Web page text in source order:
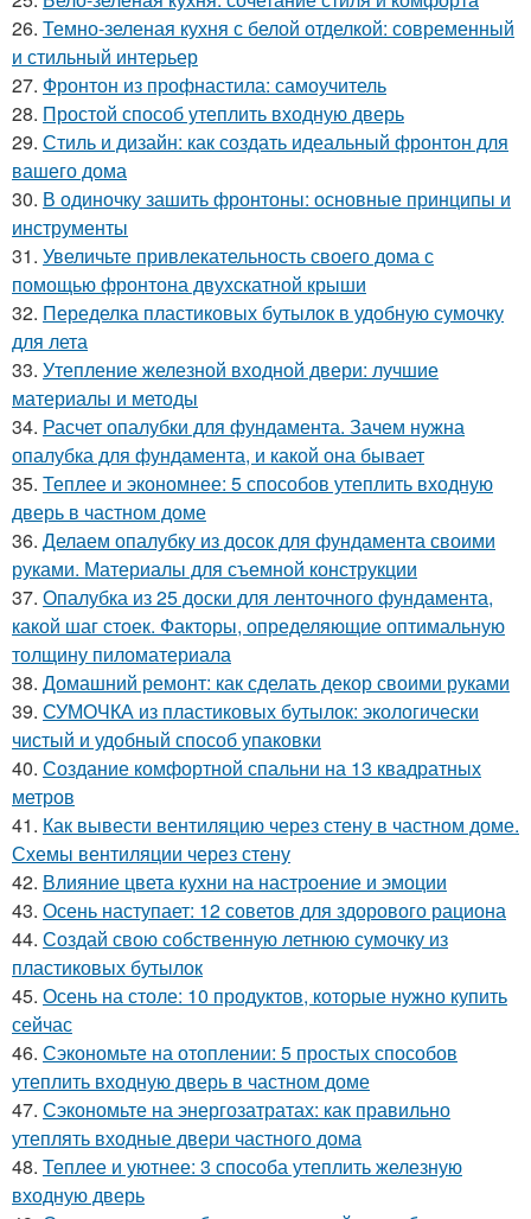
26. Темно-зеленая кухня с белой отделкой: современный
и стильный интерьер
27. Фронтон из профнастила: самоучитель
28. Простой способ утеплить входную дверь
29. Стиль и дизайн: как создать идеальный фронтон для
вашего дома
30. В одиночку зашить фронтоны: основные принципы и
инструменты
31. Увеличьте привлекательность своего дома с
помощью фронтона двухскатной крыши
32. Переделка пластиковых бутылок в удобную сумочку
для лета
33. Утепление железной входной двери: лучшие
материалы и методы
34. Расчет опалубки для фундамента. Зачем нужна
опалубка для фундамента, и какой она бывает
35. Теплее и экономнее: 5 способов утеплить входную
дверь в частном доме
36. Делаем опалубку из досок для фундамента своими
руками. Материалы для съемной конструкции
37. Опалубка из 25 доски для ленточного фундамента,
какой шаг стоек. Факторы, определяющие оптимальную
толщину пиломатериала
38. Домашний ремонт: как сделать декор своими руками
39. СУМОЧКА из пластиковых бутылок: экологически
чистый и удобный способ упаковки
40. Создание комфортной спальни на 13 квадратных
метров
41. Как вывести вентиляцию через стену в частном доме.
Схемы вентиляции через стену
42. Влияние цвета кухни на настроение и эмоции
43. Осень наступает: 12 советов для здорового рациона
44. Создай свою собственную летнюю сумочку из
пластиковых бутылок
45. Осень на столе: 10 продуктов, которые нужно купить
сейчас
46. Сэкономьте на отоплении: 5 простых способов
утеплить входную дверь в частном доме
47. Сэкономьте на энергозатратах: как правильно
утеплять входные двери частного дома
48. Теплее и уютнее: 3 способа утеплить железную
входную дверь